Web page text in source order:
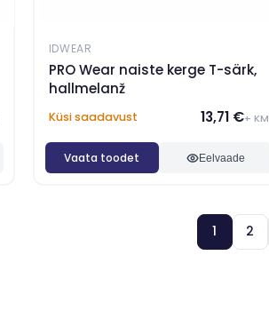
IDWEAR
PRO Wear naiste kerge T-särk,
hallmelanž
Küsi saadavust 13,71 €+ KM
Vaata toodet Eelvaade
1 2